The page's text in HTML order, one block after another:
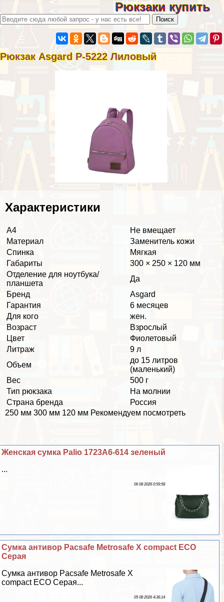
Рюкзаки купить
Рюкзак Asgard Р-5222 Лиловый
Хаpaктеристики
А4
Не вмещает
Материал
Заменитель кожи
Спинка
Мягкая
Габариты
300 × 250 × 120 мм
Отделение для ноутбука/
планшета
Да
Бренд
Asgard
Гарантия
6 месяцев
Для кого
жен.
Возраст
Взрослый
Цвет
Фиолетовый
Литраж
9 л
Объем
до 15 литров
(маленький)
Вес
500 г
Тип рюкзака
На молнии
Страна бренда
Россия
250 мм 300 мм 120 мм Рекомендуем посмотреть
Женская сумка Palio 1723A6-614 зеленый
...
06 08 2026 0:59:58
Сумка антивор Pacsafe Metrosafe X compact ECO
Серая
Сумка антивор Pacsafe Metrosafe X
compact ECO Серая...
05 08 2026 4:36:14